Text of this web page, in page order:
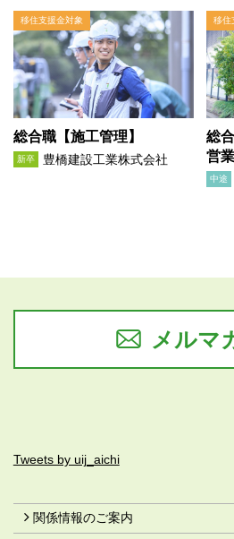
総合職【施工管理】
移住支援金対象
新卒 豊橋建設工業株式会社
総
営
移住
中途
メルマ
Tweets by uij_aichi
関係情報のご案内